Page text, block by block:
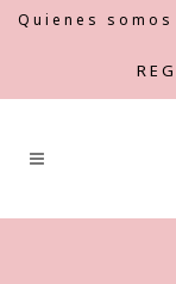
Quienes somos